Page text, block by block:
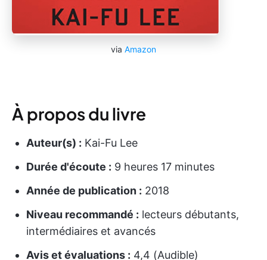
via Amazon
À propos du livre
Auteur(s) : Kai-Fu Lee
Durée d'écoute : 9 heures 17 minutes
Année de publication : 2018
Niveau recommandé : lecteurs débutants,
intermédiaires et avancés
Avis et évaluations : 4,4 (Audible)